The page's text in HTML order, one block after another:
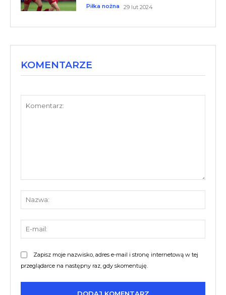
Piłka nożna 29 lut 2024
KOMENTARZE
Zapisz moje nazwisko, adres e-mail i stronę internetową w tej
przeglądarce na następny raz, gdy skomentuję.